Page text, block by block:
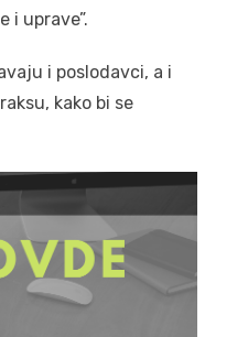
uprave”.
i poslodavci, a i
kako bi se